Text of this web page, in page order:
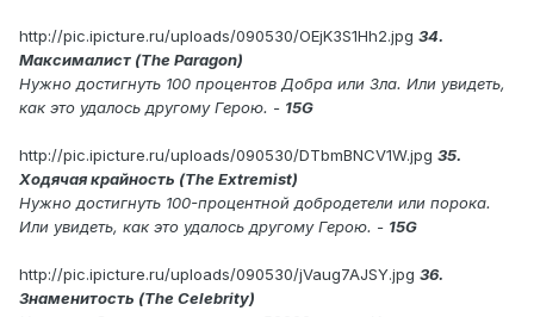
http://pic.ipicture.ru/uploads/090530/OEjK3S1Hh2.jpg 34.
Максималист (The Paragon)
Нужно достигнуть 100 процентов Добра или Зла. Или увидеть,
как это удалось другому Герою. - 15G
http://pic.ipicture.ru/uploads/090530/DTbmBNCV1W.jpg 35.
Ходячая крайность (The Extremist)
Нужно достигнуть 100-процентной добродетели или порока.
Или увидеть, как это удалось другому Герою. - 15G
http://pic.ipicture.ru/uploads/090530/jVaug7AJSY.jpg 36.
Знаменитость (The Celebrity)